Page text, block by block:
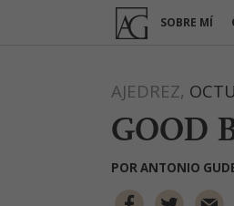
SOBRE MÍ
AJEDREZ,
GOOD
PORANTONIO